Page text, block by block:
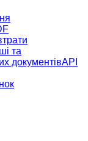
та
документівAPI